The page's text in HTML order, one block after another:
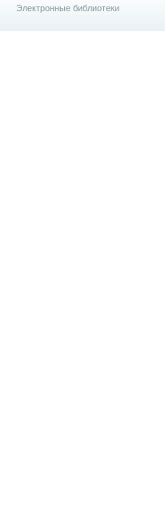
Электронные библиотеки